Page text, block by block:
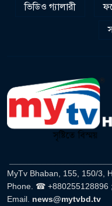
ভিডিও গ্যালারী
MyTv Bhaban, 155, 150/3,
Phone. ☎ +880255128896
Email. news@mytvbd.tv